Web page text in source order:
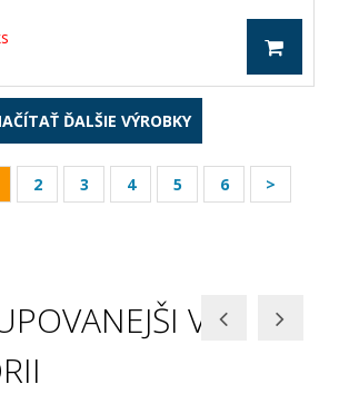
ĎALŠIE VÝROBKY
2 3 4 5 6
>
V